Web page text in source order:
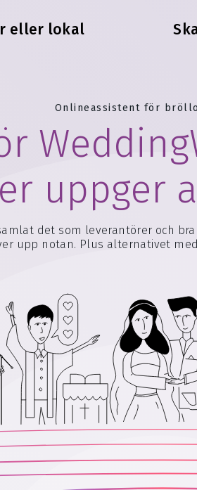
eller lokal
Onlineassistent för
uppger
det som leverantörer och
upp notan. Plus alternativet